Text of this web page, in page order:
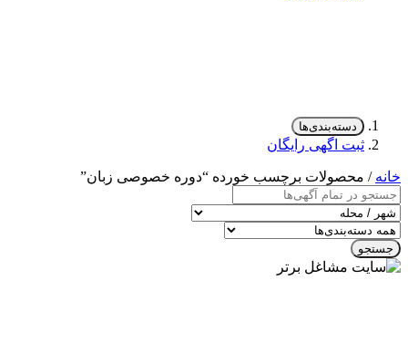
دسته‌بندی‌ها
ثبت اگهی رایگان
خانه / محصولات برچسب خورده “دوره خصوصی زبان”
جستجو